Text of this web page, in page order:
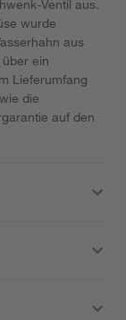
Ventil aus.
wurde
aus
ein
Lieferumfang
die
auf den